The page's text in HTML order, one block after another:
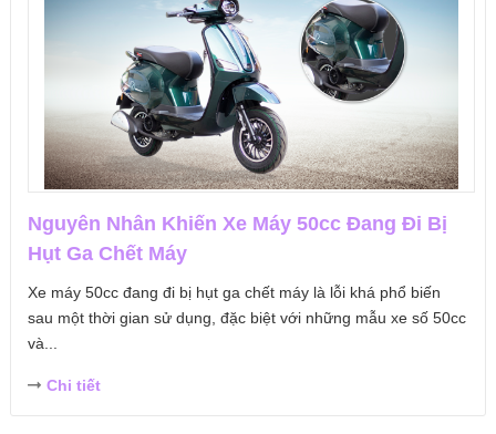
Nguyên Nhân Khiến Xe Máy 50cc Đang Đi Bị
Hụt Ga Chết Máy
Xe máy 50cc đang đi bị hụt ga chết máy là lỗi khá phổ biến
sau một thời gian sử dụng, đặc biệt với những mẫu xe số 50cc
và...
Chi tiết